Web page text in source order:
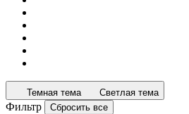
Темная тема Светлая тема
Фильтр Сбросить все